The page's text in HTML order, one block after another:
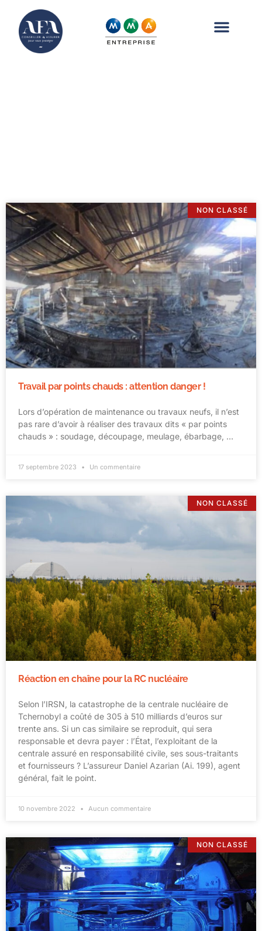
NON CLASSÉ
Travail par points chauds : attention danger !
Lors d’opération de maintenance ou travaux neufs, il n’est
pas rare d’avoir à réaliser des travaux dits « par points
chauds » : soudage, découpage, meulage, ébarbage, …
17 septembre 2023 Un commentaire
NON CLASSÉ
Réaction en chaîne pour la RC nucléaire
Selon l’IRSN, la catastrophe de la centrale nucléaire de
Tchernobyl a coûté de 305 à 510 milliards d’euros sur
trente ans. Si un cas similaire se reproduit, qui sera
responsable et devra payer : l’État, l’exploitant de la
centrale assuré en responsabilité civile, ses sous-traitants
et fournisseurs ? L’assureur Daniel Azarian (Ai. 199), agent
général, fait le point.
10 novembre 2022 Aucun commentaire
NON CLASSÉ